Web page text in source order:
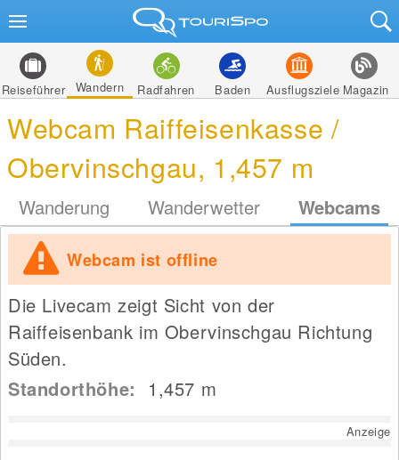
Reiseführer Wandern Radfahren Baden Ausflugsziele Magazin
Webcam Raiffeisenkasse /
Obervinschgau, 1,457 m
Wanderung Wanderwetter Webcams
Webcam ist offline
Die Livecam zeigt Sicht von der
Raiffeisenbank im Obervinschgau Richtung
Süden.
Standorthöhe: 1,457 m
Anzeige